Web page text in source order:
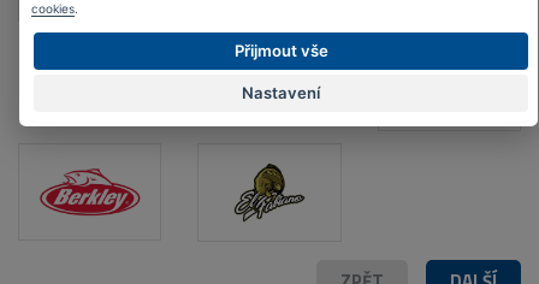
cookies.
Přijmout vše
Nastavení